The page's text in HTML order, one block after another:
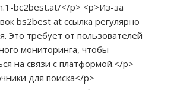
bc2best.at/</p> <p>Из-за
bs2best at ссылка регулярно
Это требует от пользователей
мониторинга, чтобы
на связи с платформой.</p>
для поиска</p>